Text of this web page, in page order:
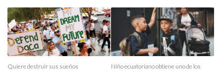
Quiere destruir sus sueños
Niño ecuatoriano obtiene uno de los